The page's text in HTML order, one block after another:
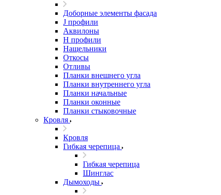
Доборные элементы фасада
J профили
Аквилоны
Н профили
Нащельники
Откосы
Отливы
Планки внешнего угла
Планки внутреннего угла
Планки начальные
Планки оконные
Планки стыковочные
Кровля
Кровля
Гибкая черепица
Гибкая черепица
Шинглас
Дымоходы